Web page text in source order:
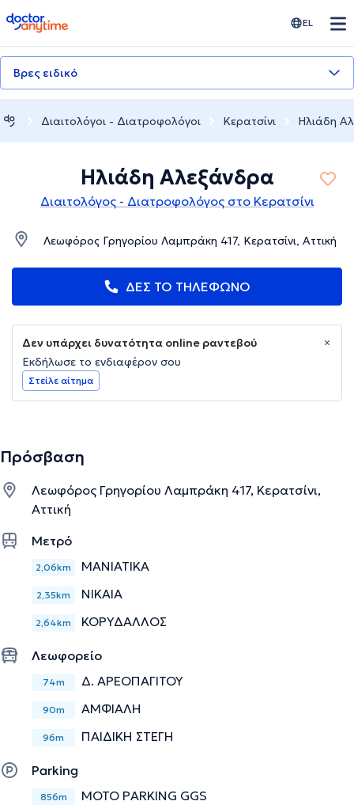
doctoranytime EL
Βρες ειδικό
Διαιτολόγοι - Διατροφολόγοι Κερατσίνι Ηλιάδη
Ηλιάδη Αλεξάνδρα
Διαιτολόγος - Διατροφολόγος στο Κερατσίνι
Λεωφόρος Γρηγορίου Λαμπράκη 417, Κερατσίνι, Αττική
ΔΕΣ ΤΟ ΤΗΛΕΦΩΝΟ
Δεν υπάρχει δυνατότητα online ραντεβού
Εκδήλωσε το ενδιαφέρον σου
Στείλε αίτημα
Πρόσβαση
Λεωφόρος Γρηγορίου Λαμπράκη 417, Κερατσίνι,
Αττική
Μετρό
2,06km ΜΑΝΙΑΤΙΚΑ
2,35km ΝΙΚΑΙΑ
2,64km ΚΟΡΥΔΑΛΛΟΣ
Λεωφορείο
74m Δ. ΑΡΕΟΠΑΓΙΤΟΥ
90m ΑΜΦΙΑΛΗ
96m ΠΑΙΔΙΚΗ ΣΤΕΓΗ
Parking
856m MOTO PARKING GGS